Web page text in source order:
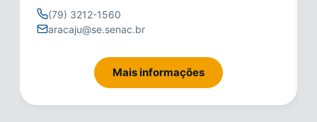
(79) 3212-1560
aracaju@se.senac.br
Mais informações